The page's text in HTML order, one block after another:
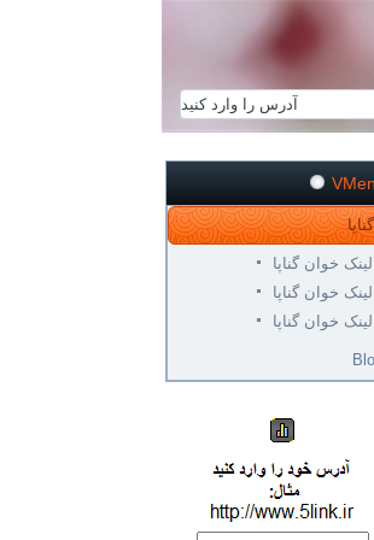
لینک خوان گناپا
لینک خوان گناپا
لینک خوان گناپا